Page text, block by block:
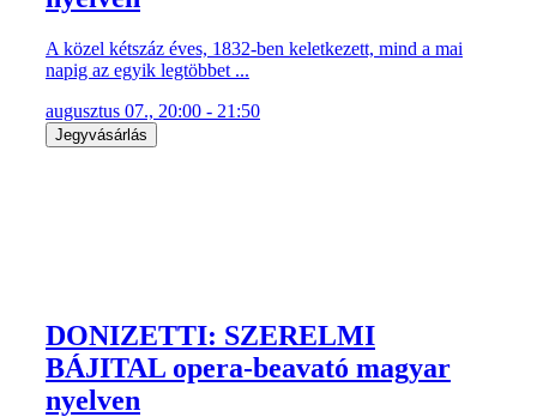
A közel kétszáz éves, 1832-ben keletkezett, mind a mai
napig az egyik legtöbbet ...
augusztus 07., 20:00 - 21:50
Jegyvásárlás
DONIZETTI: SZERELMI
BÁJITAL opera-beavató magyar
nyelven